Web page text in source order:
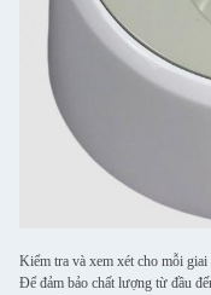
Kiểm tra và xem xét cho mỗi giai
Để đảm bảo chất lượng từ đầu